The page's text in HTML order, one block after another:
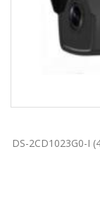
DS-2CD1023G0-I